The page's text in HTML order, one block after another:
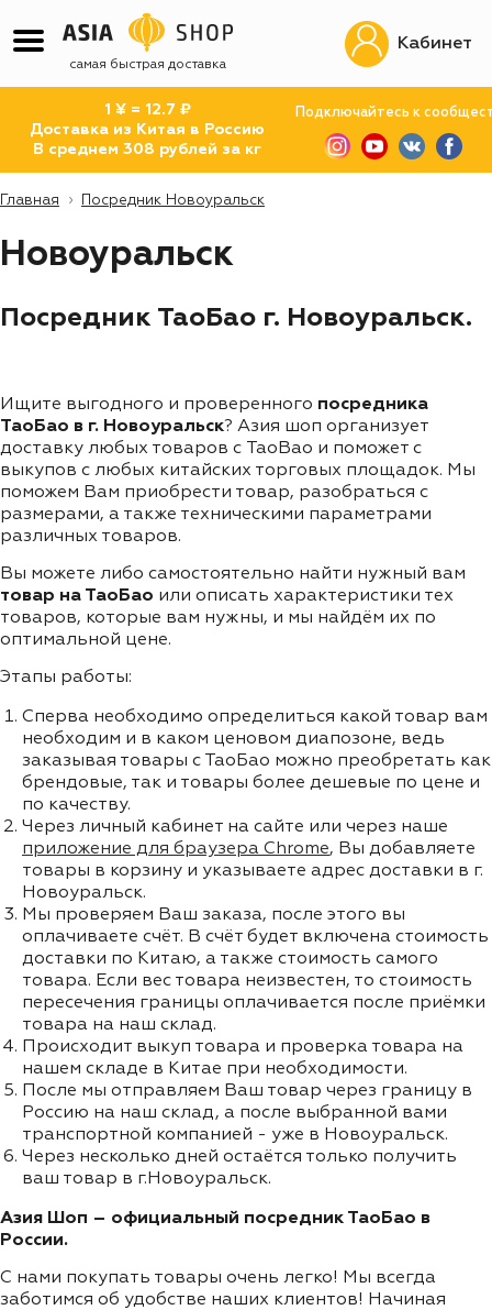
самая быстрая доставка
1 ¥ = 12.7 ₽
Доставка из Китая в Россию
В среднем 308 рублей за кг
Подключайтесь к
Кабинет
Главная Посредник Новоуральск
Новоуральск
Посредник ТаоБао г. Новоуральск.
Ищите выгодного и проверенного посредника
ТаоБао в г. Новоуральск? Азия шоп организует
доставку любых товаров с TaoBao и поможет с
выкупов с любых китайских торговых площадок. Мы
поможем Вам приобрести товар, разобраться с
размерами, а также техническими параметрами
различных товаров.
Вы можете либо самостоятельно найти нужный вам
товар на ТаоБао или описать характеристики тех
товаров, которые вам нужны, и мы найдём их по
оптимальной цене.
Этапы работы:
Сперва необходимо определиться какой товар вам
необходим и в каком ценовом диапозоне, ведь
заказывая товары с ТаоБао можно преобретать как
брендовые, так и товары более дешевые по цене и
по качеству.
Через личный кабинет на сайте или через наше
приложение для браузера Chrome, Вы добавляете
товары в корзину и указываете адрес доставки в г.
Новоуральск.
Мы проверяем Ваш заказа, после этого вы
оплачиваете счёт. В счёт будет включена стоимость
доставки по Китаю, а также стоимость самого
товара. Если вес товара неизвестен, то стоимость
пересечения границы оплачивается после приёмки
товара на наш склад.
Происходит выкуп товара и проверка товара на
нашем складе в Китае при необходимости.
После мы отправляем Ваш товар через границу в
Россию на наш склад, а после выбранной вами
транспортной компанией - уже в Новоуральск.
Через несколько дней остаётся только получить
ваш товар в г.Новоуральск.
Азия Шоп – официальный посредник ТаоБао в
России.
С нами покупать товары очень легко! Мы всегда
заботимся об удобстве наших клиентов! Начиная